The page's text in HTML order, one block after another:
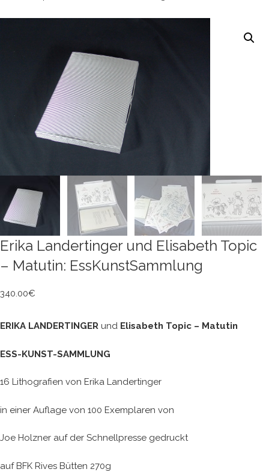
Erika Landertinger und Elisabeth Topic
– Matutin: EssKunstSammlung
340.00€
ERIKA LANDERTINGER und Elisabeth Topic – Matutin
ESS-KUNST-SAMMLUNG
16 Lithografien von Erika Landertinger
in einer Auflage von 100 Exemplaren von
Joe Holzner auf der Schnellpresse gedruckt
auf BFK Rives Bütten 270g